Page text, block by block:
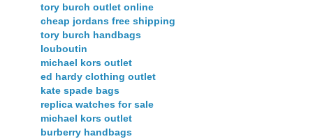
tory burch outlet online
cheap jordans free shipping
tory burch handbags
louboutin
michael kors outlet
ed hardy clothing outlet
kate spade bags
replica watches for sale
michael kors outlet
burberry handbags